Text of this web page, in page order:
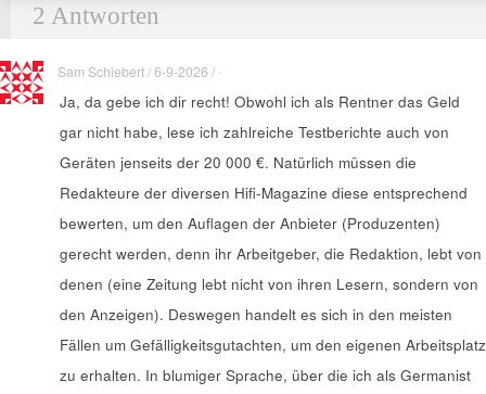
2 Antworten
Sam Schiebert / 6-9-2026 / ·
Ja, da gebe ich dir recht! Obwohl ich als Rentner das Geld
gar nicht habe, lese ich zahlreiche Testberichte auch von
Geräten jenseits der 20 000 €. Natürlich müssen die
Redakteure der diversen Hifi-Magazine diese entsprechend
bewerten, um den Auflagen der Anbieter (Produzenten)
gerecht werden, denn ihr Arbeitgeber, die Redaktion, lebt von
denen (eine Zeitung lebt nicht von ihren Lesern, sondern von
den Anzeigen). Deswegen handelt es sich in den meisten
Fällen um Gefälligkeitsgutachten, um den eigenen Arbeitsplatz
zu erhalten. In blumiger Sprache, über die ich als Germanist